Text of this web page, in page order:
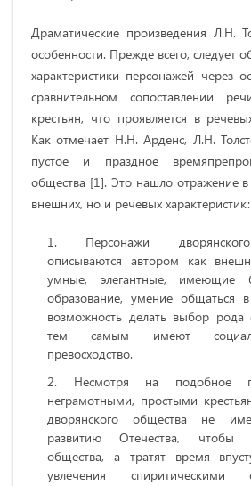
Драматические произведения Л.Н.
особенности. Прежде всего, следует
характеристики персонажей через
сравнительном сопоставлении
крестьян, что проявляется в
Как отмечает Н.Н. Арденс, Л.Н.
пустое и праздное
общества [1]. Это нашло отражение
внешних, но и речевых характеристик:
Персонажи
описываются автором как
умные, элегантные, имеющие
образование, умение общаться
возможность делать выбор рода
тем самым имеют
превосходство.
Несмотря на подобное
неграмотными, простыми
дворянского общества не
развитию Отечества, чтобы
общества, а тратят время
увлечения спиритическими